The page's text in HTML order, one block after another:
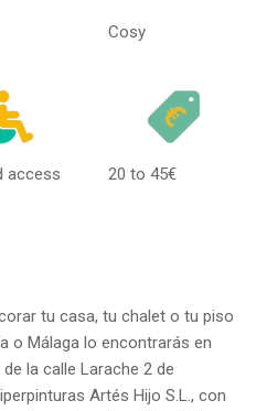
Cosy
access 20 to 45€
tu casa, tu chalet o tu piso
o Málaga lo encontrarás en
la calle Larache 2 de
Artés Hijo S.L., con